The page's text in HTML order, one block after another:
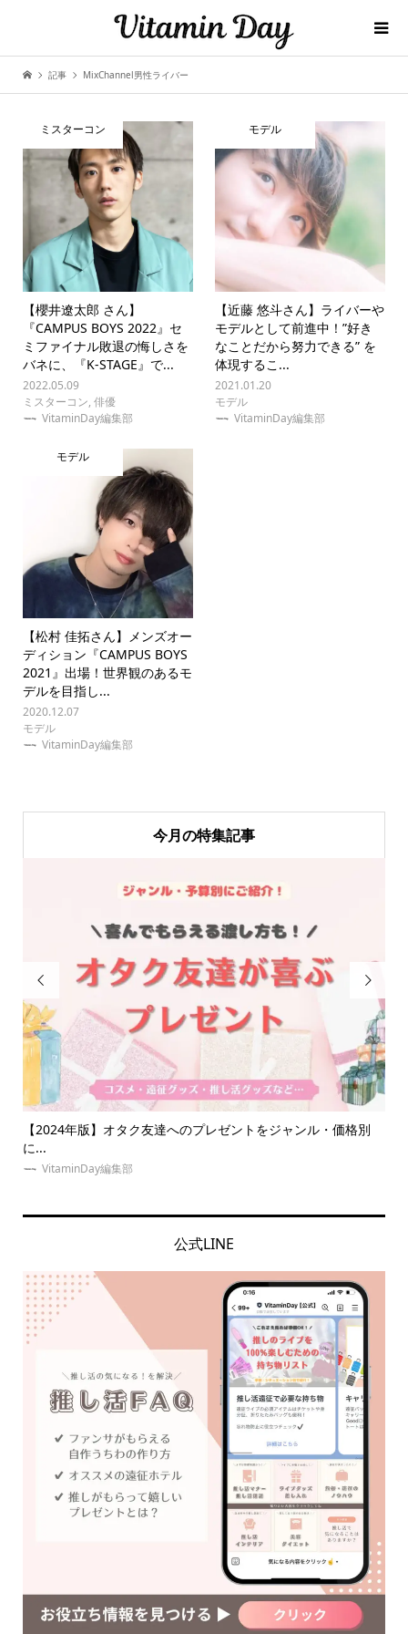
記事 MixChannel男性ライバー
ミスターコン
【櫻井遼太郎 さん】
『CAMPUS BOYS 2022』セ
ミファイナル敗退の悔しさを
バネに、『K-STAGE』で...
2022.05.09
ミスターコン, 俳優
VitaminDay編集部
モデル
【近藤 悠斗さん】ライバーや
モデルとして前進中！”好き
なことだから努力できる” を
体現するこ...
2021.01.20
モデル
VitaminDay編集部
モデル
【松村 佳拓さん】メンズオー
ディション『CAMPUS BOYS
2021』出場！世界観のあるモ
デルを目指し...
2020.12.07
モデル
VitaminDay編集部
今月の特集記事

【2024年版】オタク友達へのプレゼントをジャンル・価格別
に...
VitaminDay編集部

公式LINE